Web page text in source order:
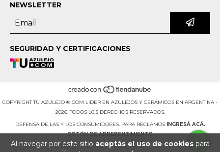
Al navegar por este sitio aceptás el uso de cookiespara
NEWSLETTER
SEGURIDAD Y CERTIFICACIONES
COPYRIGHT TU AZULEJO ® COM LIDER EN AZULEJOS Y CERÁMICOS EN ARGENTINA -
2026. TODOS LOS DERECHOS RESERVADOS.
DEFENSA DE LAS Y LOS CONSUMIDORES. PARA RECLAMOS
INGRESÁ ACÁ.
BOTÓN DE ARREPENTIMIENTO